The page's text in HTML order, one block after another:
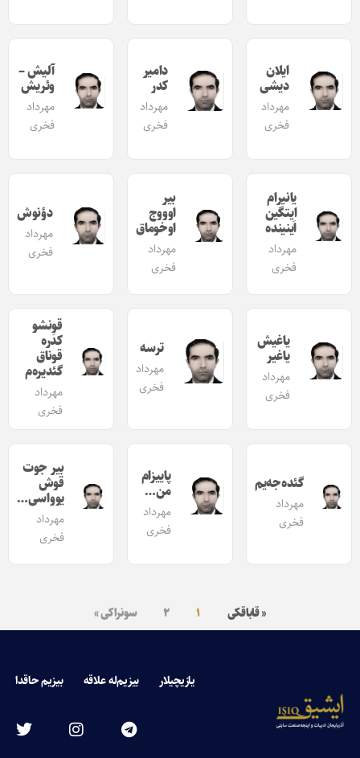
ایلان
دیشی
مهرداد
فخری
دامیر
مهرداد
فخری
آلیش –
وئریش
مهرداد
فخری
یانیرام
ایتگین
اَینینده
مهرداد
فخری
اوووج
اوخوماق
مهرداد
فخری
دؤنوش
مهرداد
فخری
یاغیش
یاغیر
مهرداد
فخری
ترسه
مهرداد
فخری
قونشو
کدَره
قوناق
گئدیره‌م
مهرداد
فخری
گئده‌جه‌یم
مهرداد
فخری
پاییزام
من…
مهرداد
فخری
بیر جوت
قوش
یوواسی…
مهرداد
فخری
« قاباقکی سونراکی »
یازیچیلار بیزیم‌له علاقه بیزیم حاقدا